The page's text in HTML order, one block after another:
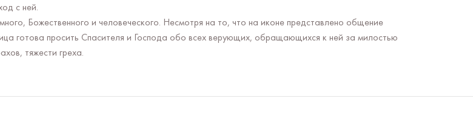
с ней.
Божественного и человеческого. Несмотря на то, что на иконе представлено общение
готова просить Спасителя и Господа обо всех верующих, обращающихся к ней за милостью
тяжести греха.